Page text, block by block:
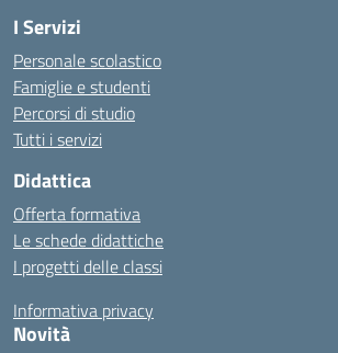
I Servizi
Personale scolastico
Famiglie e studenti
Percorsi di studio
Tutti i servizi
Didattica
Offerta formativa
Le schede didattiche
I progetti delle classi
Informativa privacy
Novità